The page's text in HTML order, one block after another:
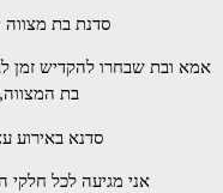
סדנת בת מצווה
אמא ובת שבחרו להקדיש זמן
בת
סדנא באירוע
אני מגיעה לכל חלקי